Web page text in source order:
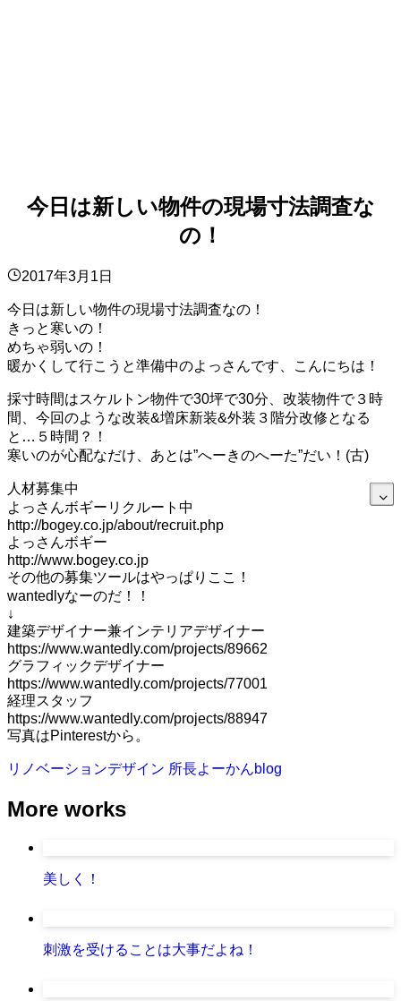
今日は新しい物件の現場寸法調査な
の！
2017年3月1日
今日は新しい物件の現場寸法調査なの！
きっと寒いの！
めちゃ弱いの！
暖かくして行こうと準備中のよっさんです、こんにちは！
採寸時間はスケルトン物件で30坪で30分、改装物件で３時
間、今回のような改装&増床新装&外装３階分改修となる
と…５時間？！
寒いのが心配なだけ、あとは”へーきのへーた”だい！(古)
人材募集中
よっさんボギーリクルート中
http://bogey.co.jp/about/recruit.php
よっさんボギー
http://www.bogey.co.jp
その他の募集ツールはやっぱりここ！
wantedlyなーのだ！！
↓
建築デザイナー兼インテリアデザイナー
https://www.wantedly.com/projects/89662
グラフィックデザイナー
https://www.wantedly.com/projects/77001
経理スタッフ
https://www.wantedly.com/projects/88947
写真はPinterestから。
リノベーションデザイン 所長よーかんblog
More works
美しく！
刺激を受けることは大事だよね！